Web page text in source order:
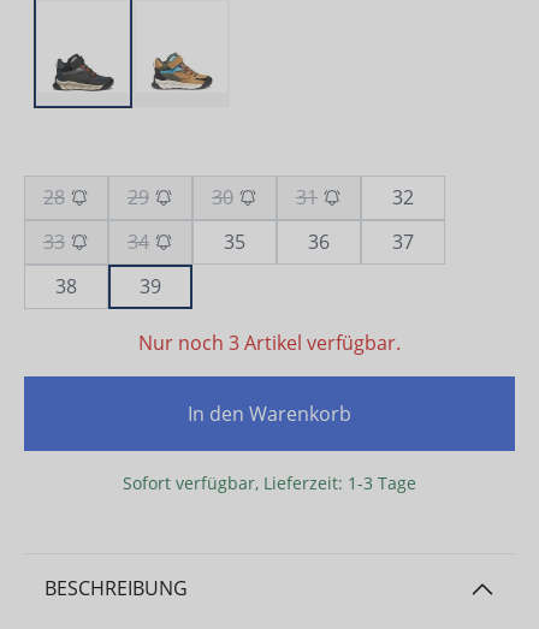
28 29 30 31
32
33
34 35 36
37
38
39
Nur noch 3 Artikel verfügbar.
In den Warenkorb
Sofort verfügbar, Lieferzeit: 1-3 Tage
BESCHREIBUNG